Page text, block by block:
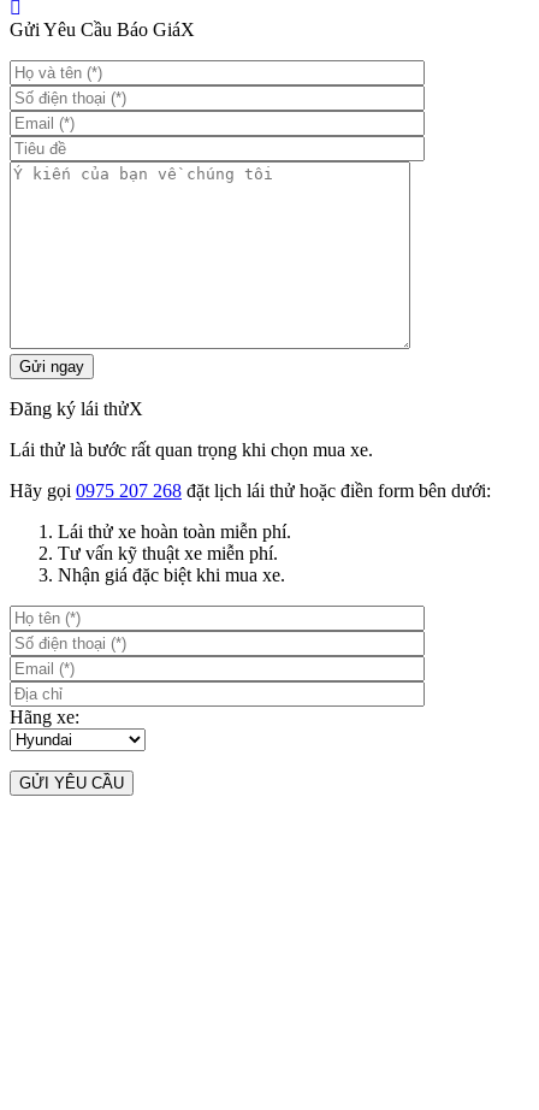
Gửi Yêu Cầu Báo GiáX
Đăng ký lái thửX
Lái thử là bước rất quan trọng khi chọn mua xe.
Hãy gọi 0975 207 268 đặt lịch lái thử hoặc điền form bên dưới:
Lái thử xe hoàn toàn miễn phí.
Tư vấn kỹ thuật xe miễn phí.
Nhận giá đặc biệt khi mua xe.
Hãng xe: